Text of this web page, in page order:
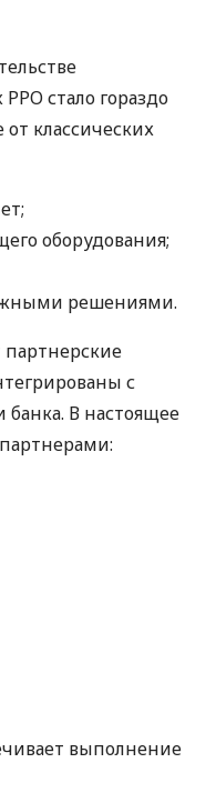
стало гораздо
классических
оборудования;
решениями.
партнерские
с
В настоящее
выполнение